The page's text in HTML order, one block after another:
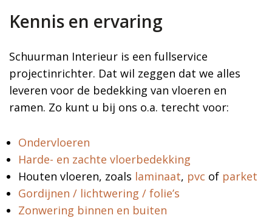
Kennis en ervaring
Schuurman Interieur is een fullservice
projectinrichter. Dat wil zeggen dat we alles
leveren voor de bedekking van vloeren en
ramen. Zo kunt u bij ons o.a. terecht voor:
Ondervloeren
Harde- en zachte vloerbedekking
Houten vloeren, zoals laminaat, pvc of parket
Gordijnen / lichtwering / folie’s
Zonwering binnen en buiten